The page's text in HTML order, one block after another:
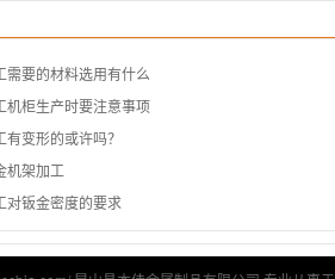
需要的材料选用有什么
机柜生产时要注意事项
有变形的或许吗？
机架加工
对钣金密度的要求